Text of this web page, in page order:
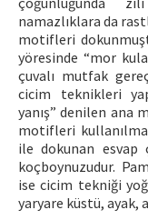
namazlıklara da
motifleri
yöresinde “mor
çuvalı mutfak
cicim teknikleri
yanış” denilen ana
motifleri
ile dokunan esvap
koçboynuzudur.
ise cicim tekniği
yaryare küstü, ayak,